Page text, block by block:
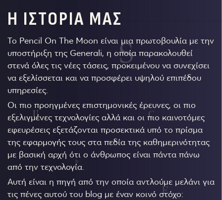
Η ΙΣΤΟΡΙΑ ΜΑΣ
Το Pencil On The Moon είναι μια πρωτοβουλία με την
υποστήριξη της Generali, η οποία παρακολουθεί
στενά όλες τις νέες τάσεις, προκειμένου να συνεχίσει
να εξελίσσεται και να προσφέρει υψηλού επιπέδου
υπηρεσίες.
Οι πιο προηγμένες επιστημονικές έρευνες, οι πιο
εξελιγμένες τεχνολογίες αλλά και οι πιο καινοτόμες
εφευρέσεις εξετάζονται προσεκτικά υπό το πρίσμα
της εφαρμογής τους στα πεδία της καθημερινότητας
με βασική αρχή ότι ο άνθρωπος είναι πάντα πάνω
από την τεχνολογία.
Αυτή είναι η πηγή από την οποία αντλούμε μελάνι για
τις πένες αυτού του blog με έναν κοινό στόχο: